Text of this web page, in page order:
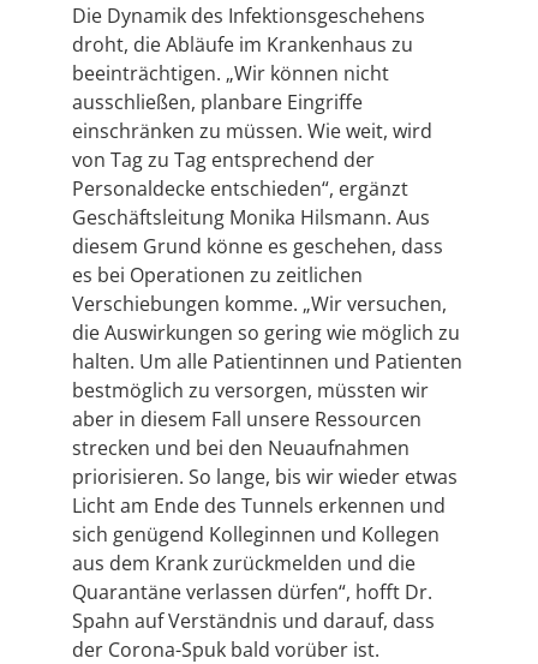
Die Dynamik des Infektionsgeschehens
droht, die Abläufe im Krankenhaus zu
beeinträchtigen. „Wir können nicht
ausschließen, planbare Eingriffe
einschränken zu müssen. Wie weit, wird
von Tag zu Tag entsprechend der
Personaldecke entschieden“, ergänzt
Geschäftsleitung Monika Hilsmann. Aus
diesem Grund könne es geschehen, dass
es bei Operationen zu zeitlichen
Verschiebungen komme. „Wir versuchen,
die Auswirkungen so gering wie möglich zu
halten. Um alle Patientinnen und Patienten
bestmöglich zu versorgen, müssten wir
aber in diesem Fall unsere Ressourcen
strecken und bei den Neuaufnahmen
priorisieren. So lange, bis wir wieder etwas
Licht am Ende des Tunnels erkennen und
sich genügend Kolleginnen und Kollegen
aus dem Krank zurückmelden und die
Quarantäne verlassen dürfen“, hofft Dr.
Spahn auf Verständnis und darauf, dass
der Corona-Spuk bald vorüber ist.